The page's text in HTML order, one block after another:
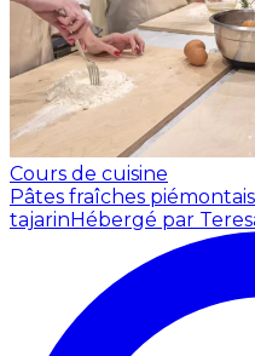
Cours de cuisine
Pâtes fraîches
tajarin Hébergé par